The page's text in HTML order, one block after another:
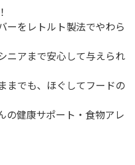
ーをレトルト製法でやわら
ニアまで安心して与えられ
までも、ほぐしてフードの
の健康サポート・食物アレ